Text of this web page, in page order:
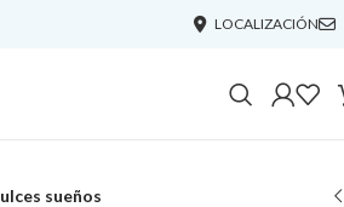
LOCALIZACIÓN
sueños